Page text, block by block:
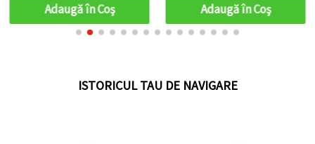
Adaugă în Coş Adaugă în Coş
ISTORICUL TAU DE NAVIGARE